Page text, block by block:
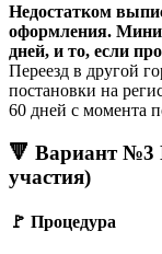
Недостатком
оформления.
дней, и то, если
Переезд в другой
постановки на
60 дней с момента
🔻 Вариант №3
участия)
🚩 Процедура